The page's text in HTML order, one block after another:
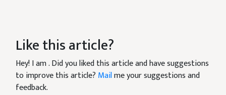
Like this article?
Hey! I am. Did you liked this article and have suggestions
to improve this article? Mailme your suggestions and
feedback.